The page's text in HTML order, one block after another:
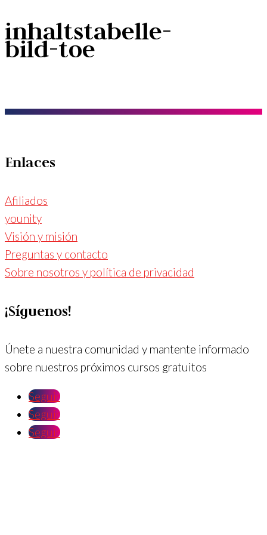
inhaltstabelle-
bild-toe
Enlaces
Afiliados
younity
Visión y misión
Preguntas y contacto
Sobre nosotros y política de privacidad
¡Síguenos!
Únete a nuestra comunidad y mantente informado
sobre nuestros próximos cursos gratuitos
Seguir
Seguir
Seguir